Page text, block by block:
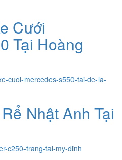
Cưới
Tại Hoàng
Nhật Anh Tại